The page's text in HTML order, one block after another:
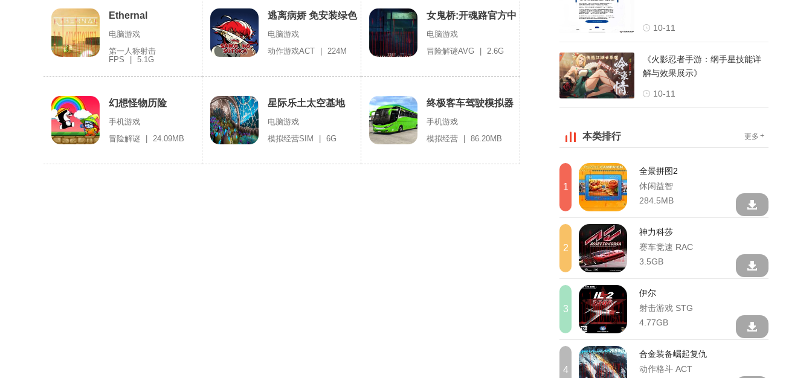
Ethernal
电脑游戏
第一人称射击
FPS
5.1G
逃离病娇 免安装绿色
电脑游戏
动作游戏ACT
224M
女鬼桥:开魂路官方中
电脑游戏
冒险解谜AVG
2.6G
幻想怪物历险
手机游戏
冒险解谜
24.09MB
星际乐土太空基地
电脑游戏
模拟经营SIM
6G
终极客车驾驶模拟器
手机游戏
模拟经营
86.20MB
10-11
《火影忍者手游：纲手星技能详
解与效果展示》
10-11
本类排行 更多 +
1
全景拼图2
休闲益智
284.5MB
2
神力科莎
赛车竞速 RAC
3.5GB
3
伊尔
射击游戏 STG
4.77GB
4
合金装备崛起复仇
动作格斗 ACT